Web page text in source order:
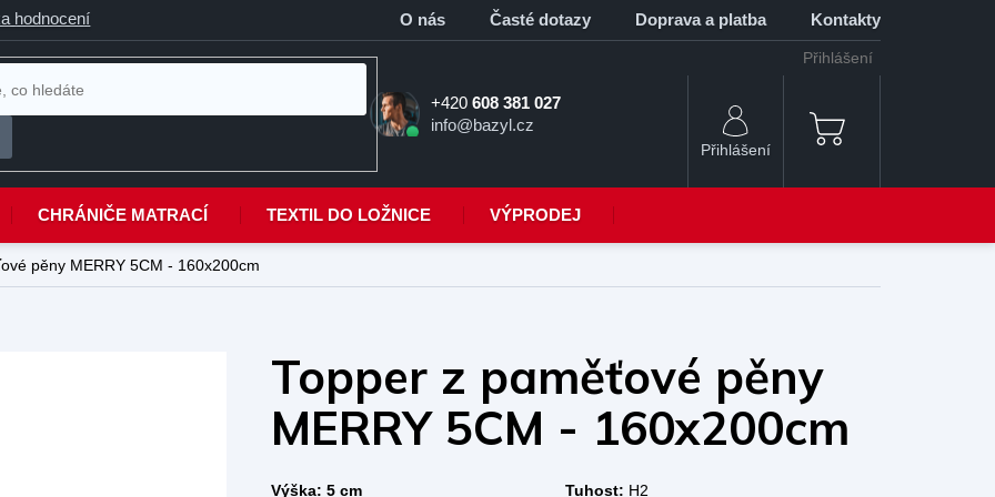
hodnocení O nás Časté dotazy Doprava a platba Kontakty
+420 608 381 027
info@bazyl.cz
Přihlášení
NÁKUPNÍ
CHRÁNIČE MATRACÍ TEXTIL DO LOŽNICE VÝPRODEJ
pěny MERRY 5CM - 160x200cm
Výška: 5 cm Tuhost: H2
Topper z paměťové pěny
MERRY 5CM - 160x200cm